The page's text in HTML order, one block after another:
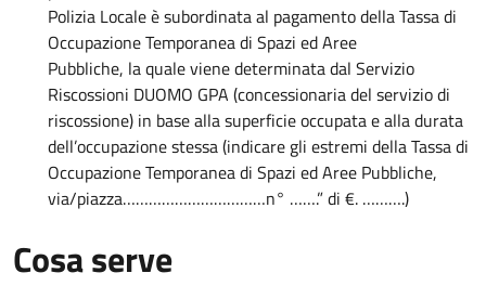
Polizia Locale è subordinata al pagamento della Tassa di
Occupazione Temporanea di Spazi ed Aree
Pubbliche, la quale viene determinata dal Servizio
Riscossioni DUOMO GPA (concessionaria del servizio di
riscossione) in base alla superficie occupata e alla durata
dell’occupazione stessa (indicare gli estremi della Tassa di
Occupazione Temporanea di Spazi ed Aree Pubbliche,
via/piazza……………………………n° …….” di €. ……….)
Cosa serve